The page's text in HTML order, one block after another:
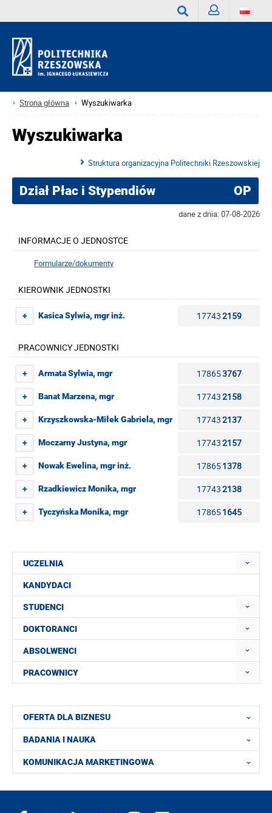
Strona główna Wyszukiwarka
Wyszukiwarka
Struktura organizacyjna Politechniki Rzeszowskiej
Dział Płac i Stypendiów OP
dane z dnia: 07-08-2026
INFORMACJE O JEDNOSTCE
Formularze/dokumenty
KIEROWNIK JEDNOSTKI
+ Kasica Sylwia, mgr inż. 177432159
PRACOWNICY JEDNOSTKI
+ Armata Sylwia, mgr 178653767
+ Banat Marzena, mgr 177432158
+ Krzyszkowska-Miłek Gabriela, mgr 177432137
+ Moczarny Justyna, mgr 177432157
+ Nowak Ewelina, mgr inż. 178651378
+ Rzadkiewicz Monika, mgr 177432138
+ Tyczyńska Monika, mgr 178651645
UCZELNIA
KANDYDACI
STUDENCI
DOKTORANCI
ABSOLWENCI
PRACOWNICY
OFERTA DLA BIZNESU
BADANIA I NAUKA
KOMUNIKACJA MARKETINGOWA